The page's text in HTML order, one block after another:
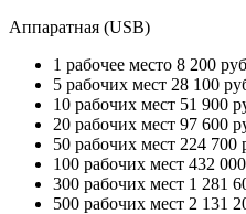
Аппаратная (USB)
1 рабочее место 8 200
5 рабочих мест 28 100
10 рабочих мест 51 900
20 рабочих мест 97 600
50 рабочих мест 224 700
100 рабочих мест 432 000
300 рабочих мест 1 281
500 рабочих мест 2 131